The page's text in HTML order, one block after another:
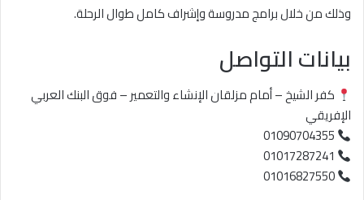
وذلك من خلال برامج مدروسة وإشراف كامل طوال الرحلة.
بيانات التواصل
كفر الشيخ – أمام مزلقان الإنشاء والتعمير – فوق البنك العربي
الإفريقي
01016827550